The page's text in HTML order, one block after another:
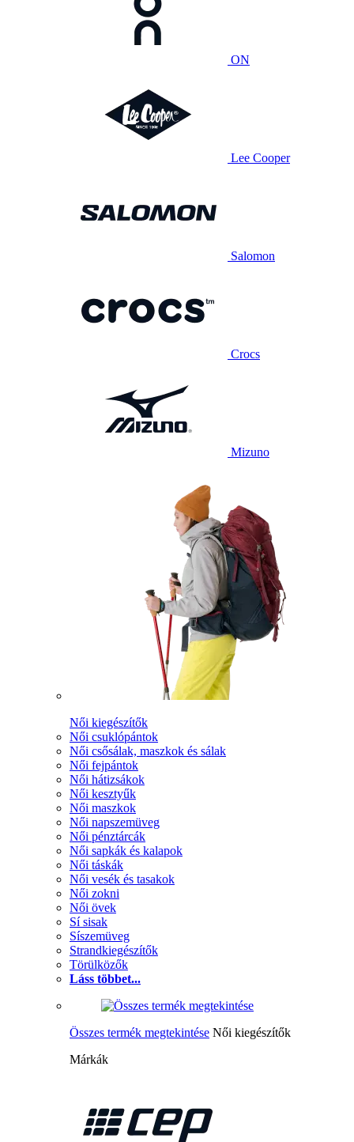
ON
Lee Cooper
Salomon
Crocs
Mizuno
Női kiegészítők
Női csuklópántok
Női csősálak, maszkok és sálak
Női fejpántok
Női hátizsákok
Női kesztyűk
Női maszkok
Női napszemüveg
Női pénztárcák
Női sapkák és kalapok
Női táskák
Női vesék és tasakok
Női zokni
Női övek
Sí sisak
Síszemüveg
Strandkiegészítők
Törülközők
Láss többet...
Összes termék megtekintése Női kiegészítők
Márkák